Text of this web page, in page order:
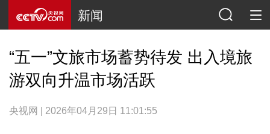
新闻
“五一”文旅市场蓄势待发 出入境旅
游双向升温市场活跃
央视网 | 2026年04月29日 11:01:55